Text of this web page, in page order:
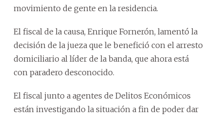
movimiento de gente en la residencia.
El fiscal de la causa, Enrique Fornerón, lamentó la
decisión de la jueza que le benefició con el arresto
domiciliario al líder de la banda, que ahora está
con paradero desconocido.
El fiscal junto a agentes de Delitos Económicos
están investigando la situación a fin de poder dar